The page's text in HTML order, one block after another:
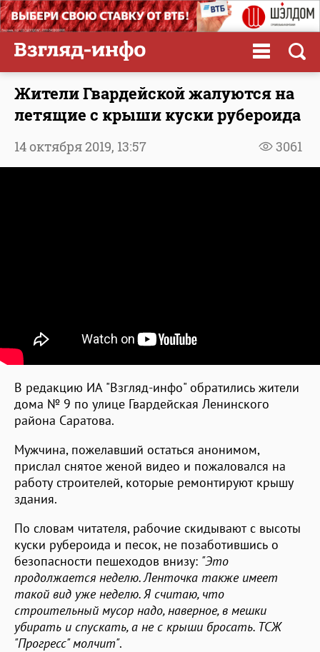
Жители Гвардейской жалуются на
летящие с крыши куски рубероида
3061
14 октября 2019, 13:57
В редакцию ИА "Взгляд-инфо" обратились жители
дома № 9 по улице Гвардейская Ленинского
района Саратова.
Мужчина, пожелавший остаться анонимом,
прислал снятое женой видео и пожаловался на
работу строителей, которые ремонтируют крышу
здания.
По словам читателя, рабочие скидывают с высоты
куски рубероида и песок, не позаботившись о
безопасности пешеходов внизу: "Это
продолжается неделю. Ленточка также имеет
такой вид уже неделю. Я считаю, что
строительный мусор надо, наверное, в мешки
убирать и спускать, а не с крыши бросать. ТСЖ
"Прогресс" молчит".